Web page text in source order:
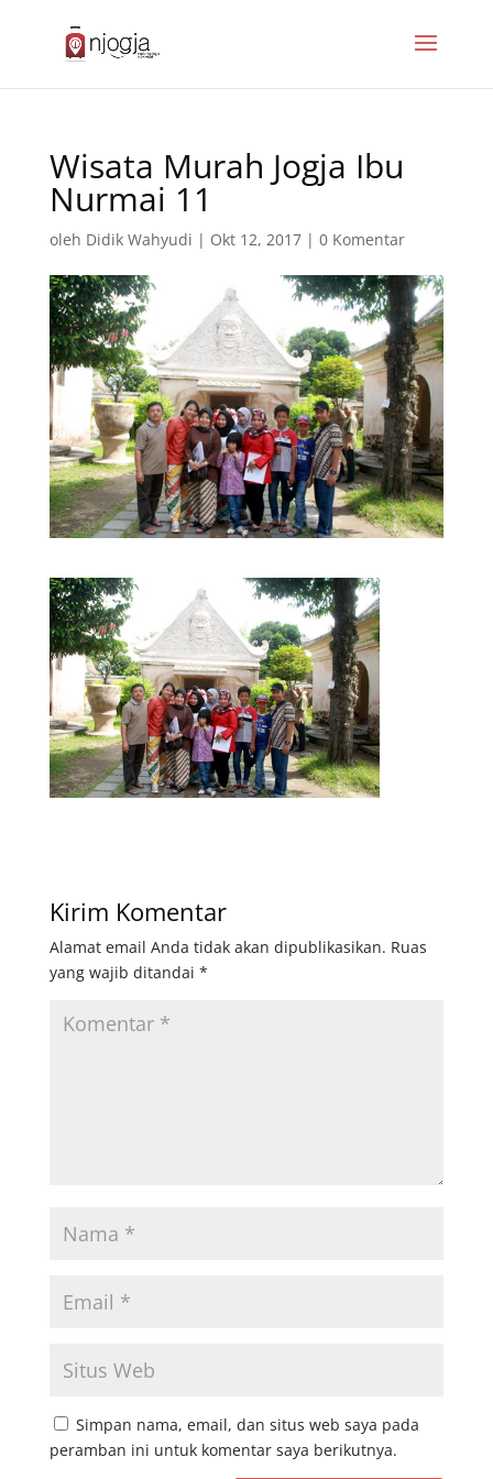
Wisata Murah Jogja Ibu
Nurmai 11
oleh Didik Wahyudi | Okt 12, 2017| 0 Komentar
Kirim Komentar
Alamat email Anda tidak akan dipublikasikan. Ruas
yang wajib ditandai *
Simpan nama, email, dan situs web saya pada
peramban ini untuk komentar saya berikutnya.